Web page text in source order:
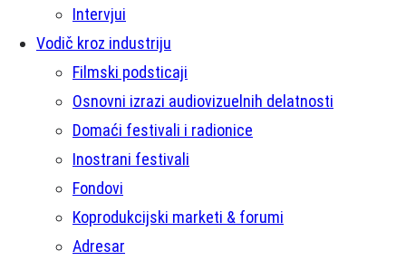
Intervjui
Vodič kroz industriju
Filmski podsticaji
Osnovni izrazi audiovizuelnih delatnosti
Domaći festivali i radionice
Inostrani festivali
Fondovi
Koprodukcijski marketi & forumi
Adresar